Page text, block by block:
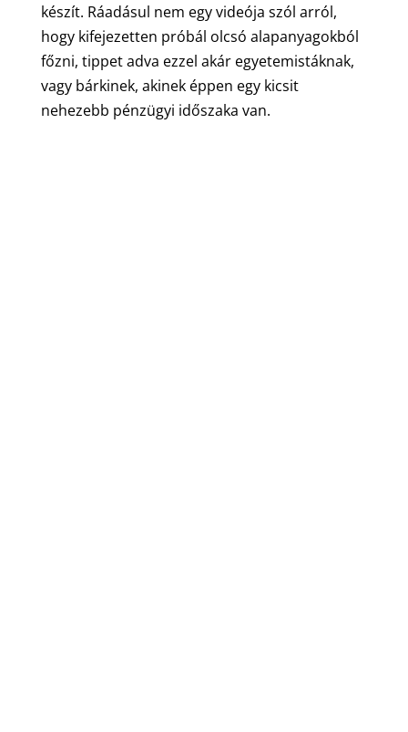
készít. Ráadásul nem egy videója szól arról,
hogy kifejezetten próbál olcsó alapanyagokból
főzni, tippet adva ezzel akár egyetemistáknak,
vagy bárkinek, akinek éppen egy kicsit
nehezebb pénzügyi időszaka van.